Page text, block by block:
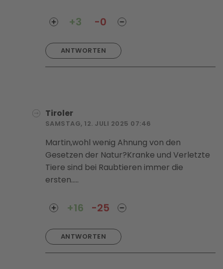
ANTWORTEN
+3 -0
Tiroler
SAMSTAG, 12. JULI 2025 07:46
Martin,wohl wenig Ahnung von den
Gesetzen der Natur?Kranke und Verletzte
Tiere sind bei Raubtieren immer die
ersten…..
ANTWORTEN
+16 -25